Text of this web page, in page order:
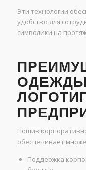
Эти технологии
удобство для
символики на
Пошив
обеспечивает
Поддержка